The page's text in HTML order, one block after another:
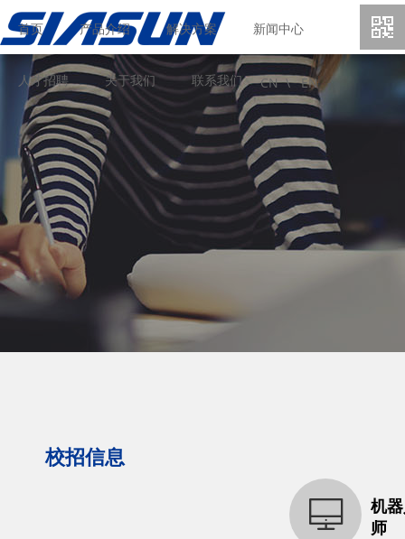
首页 产品介绍 解决方案 新闻中心
人才招聘 关于我们 联系我们 CN \ EN
校招信息
机
师